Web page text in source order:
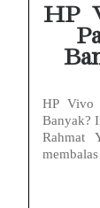
HP
HP Vivo
Banyak?
Rahmat